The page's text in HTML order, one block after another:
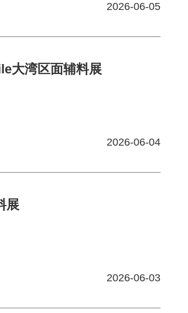
2026-06-05
大湾区面辅料展
2026-06-04
展
2026-06-03